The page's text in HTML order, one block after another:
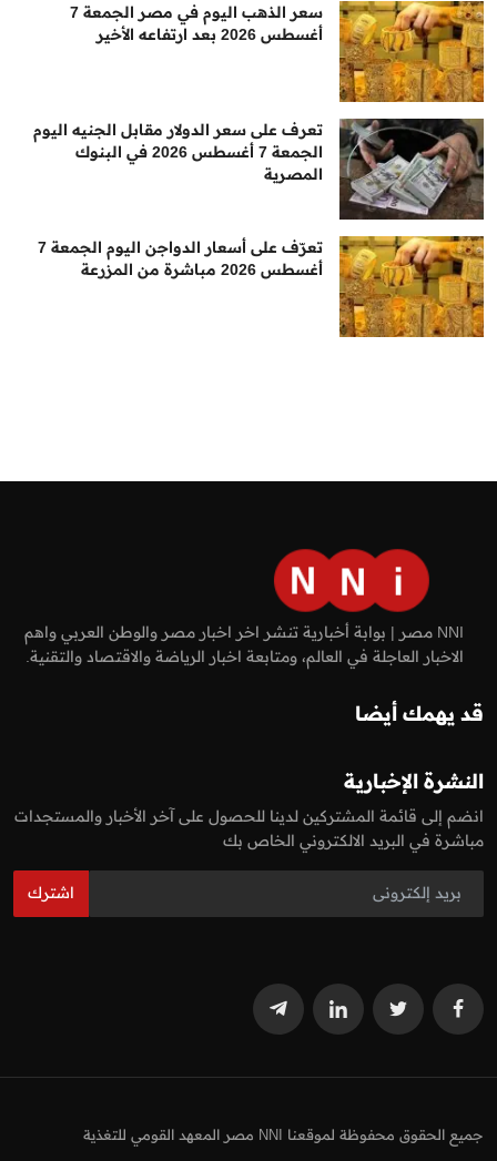
سعر الذهب اليوم في مصر الجمعة 7
أغسطس 2026 بعد ارتفاعه الأخير
تعرف على سعر الدولار مقابل الجنيه اليوم
الجمعة 7 أغسطس 2026 في البنوك
المصرية
تعرّف على أسعار الدواجن اليوم الجمعة 7
أغسطس 2026 مباشرة من المزرعة
NNI مصر | بوابة أخبارية تنشر اخر اخبار مصر والوطن العربي واهم
الاخبار العاجلة في العالم، ومتابعة اخبار الرياضة والاقتصاد والتقنية.
قد يهمك أيضا
النشرة الإخبارية
انضم إلى قائمة المشتركين لدينا للحصول على آخر الأخبار والمستجدات
مباشرة في البريد الالكتروني الخاص بك
اشترك
جميع الحقوق محفوظة لموقعنا NNI مصر المعهد القومي للتغذية